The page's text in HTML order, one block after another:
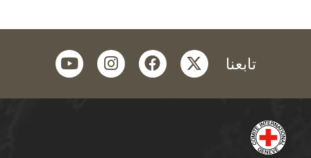
تابعنا twitter
facebook
instagram
youtube